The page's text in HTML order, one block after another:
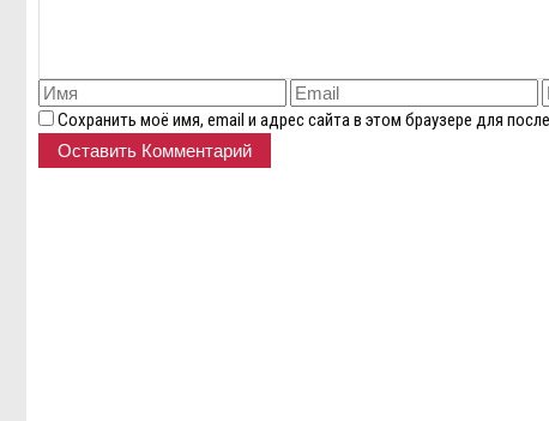
Сохранить моё имя, email и адрес сайта в этом браузере для